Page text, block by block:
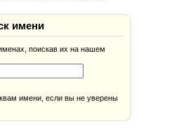
имени
поискав их на нашем
имени, если вы не уверены